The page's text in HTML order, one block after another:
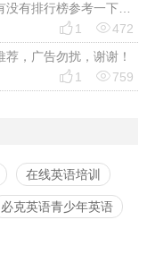
有人知道外贸英语口语培训机构哪家好吗？有没有排行榜参考一下？最好说下费用
 1 472
，广告勿扰，谢谢！
 1 759
在线英语培训
必克英语青少年英语